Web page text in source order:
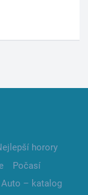
horory
Počasí
Auto – katalog